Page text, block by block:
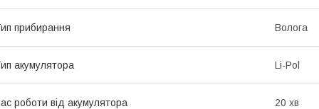
прибирання Волога
акумулятора Li-Pol
роботи від акумулятора 20 хв